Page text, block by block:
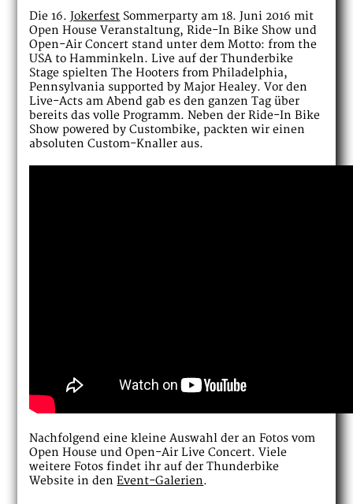
Die 16.Jokerfest Sommerparty am 18. Juni 2016 mit
Open House Veranstaltung, Ride-In Bike Show und
Open-Air Concert stand unter dem Motto: from the
USA to Hamminkeln. Live auf der Thunderbike
Stage spielten The Hooters from Philadelphia,
Pennsylvania supported by Major Healey. Vor den
Live-Acts am Abend gab es den ganzen Tag über
bereits das volle Programm. Neben der Ride-In Bike
Show powered by Custombike, packten wir einen
absoluten Custom-Knaller aus.
Nachfolgend eine kleine Auswahl der an Fotos vom
Open House und Open-Air Live Concert. Viele
weitere Fotos findet ihr auf der Thunderbike
Website in denEvent-Galerien.